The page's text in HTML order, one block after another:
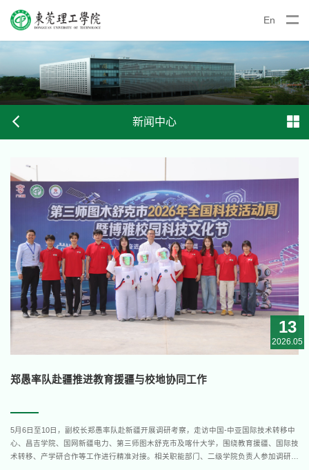
En
新闻中心
13
2026.05
郑愚率队赴疆推进教育援疆与校地协同工作
5月6日至10日，副校长郑愚率队赴新疆开展调研考察，走访中国-中亚国际技术转移中
心、昌吉学院、国网新疆电力、第三师图木舒克市及喀什大学，围绕教育援疆、国际技
术转移、产学研合作等工作进行精准对接。相关职能部门、二级学院负责人参加调研。